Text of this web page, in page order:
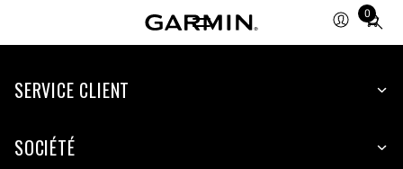
0
Total
items
cart:
SERVICE CLIENT
SOCIÉTÉ